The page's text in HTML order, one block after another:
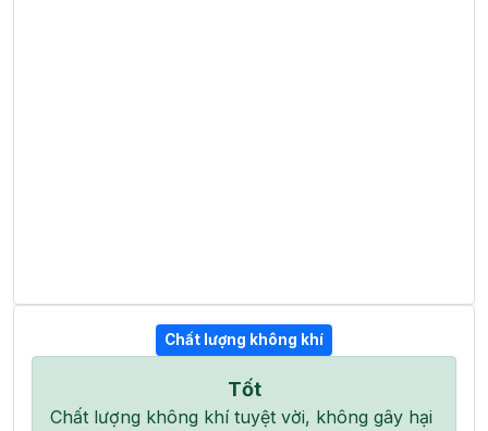
Chất lượng không khí
Tốt
Chất lượng không khí tuyệt vời, không gây hại